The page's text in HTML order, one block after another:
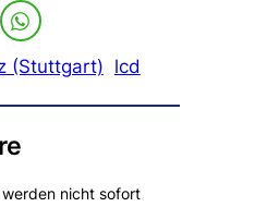
(Stuttgart) lcd
nicht sofort